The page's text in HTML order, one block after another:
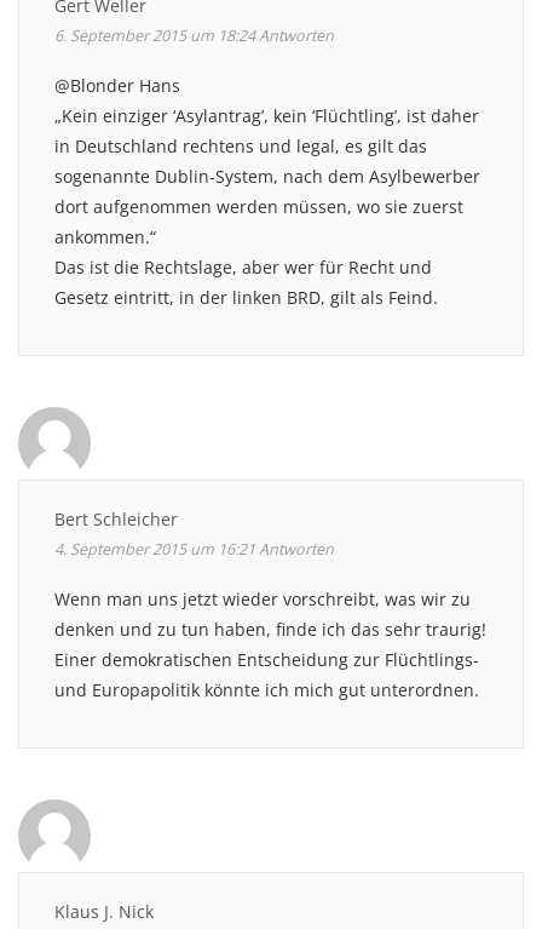
Gert Weller
6. September 2015 um 18:24Antworten
@Blonder Hans
„Kein einziger ‘Asylantrag’, kein ‘Flüchtling’, ist daher
in Deutschland rechtens und legal, es gilt das
sogenannte Dublin-System, nach dem Asylbewerber
dort aufgenommen werden müssen, wo sie zuerst
ankommen.“
Das ist die Rechtslage, aber wer für Recht und
Gesetz eintritt, in der linken BRD, gilt als Feind.
Bert Schleicher
4. September 2015 um 16:21Antworten
Wenn man uns jetzt wieder vorschreibt, was wir zu
denken und zu tun haben, finde ich das sehr traurig!
Einer demokratischen Entscheidung zur Flüchtlings-
und Europapolitik könnte ich mich gut unterordnen.
Klaus J. Nick